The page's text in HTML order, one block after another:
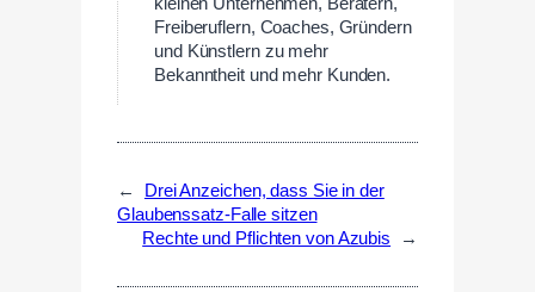
Freiberuflern, Coaches, Gründern
und Künstlern zu mehr
Bekanntheit und mehr Kunden.
←
Drei Anzeichen, dass Sie in der
Glaubenssatz-Falle sitzen
Rechte und Pflichten von Azubis
→